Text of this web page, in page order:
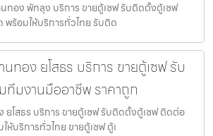
ทอง พัทลุง บริการ ขายตู้เซฟ รับติดตั้งตู้เซฟ
ร้อมให้บริการทั่วไทย รับติด
นทอง ยโสธร บริการ ขายตู้เซฟ รับ
มงานมืออาชีพ ราคาถูก
ยโสธร บริการ ขายตู้เซฟ รับติดตั้งตู้เซฟ ติดต่อ
บริการทั่วไทย ขายตู้เซฟ ตู้เ